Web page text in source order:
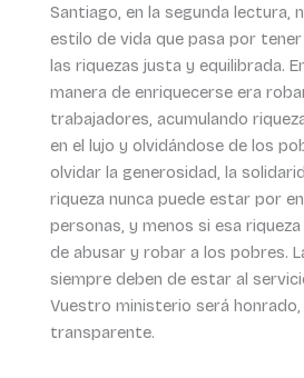
Santiago, en la segunda lectura,
estilo de vida que pasa por tener
las riquezas justa y equilibrada.
manera de enriquecerse era
trabajadores, acumulando
en el lujo y olvidándose de los
olvidar la generosidad, la
riqueza nunca puede estar por
personas, y menos si esa
de abusar y robar a los pobres.
siempre deben de estar al
Vuestro ministerio será
transparente.